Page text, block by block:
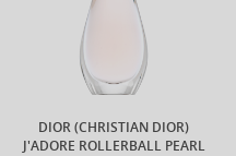
DIOR (CHRISTIAN DIOR)
J'ADORE ROLLERBALL PEARL